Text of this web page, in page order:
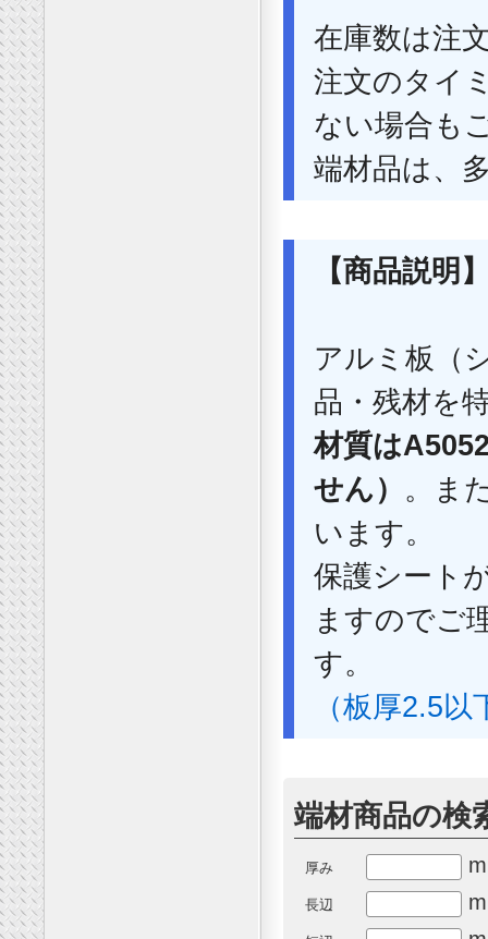
在庫数は注
注文のタイ
ない場合も
端材品は、
【商品説明
アルミ板（
品・残材を
材質は
せん） 。ま
います。
保護シート
ますのでご
す。
（板厚2.5
端材商品の検
厚み
長辺